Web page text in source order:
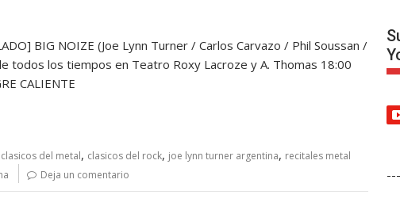
BIG NOIZE (Joe Lynn Turner / Carlos Carvazo / Phil Soussan /
todos los tiempos en Teatro Roxy Lacroze y A. Thomas 18:00
CALIENTE
clasicos del metal, clasicos del rock, joe lynn turner argentina, recitales metal
Deja un comentario